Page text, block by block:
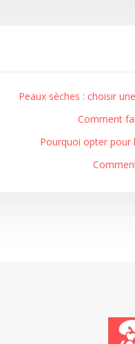
Peaux sèches : choisir
Comment
Pourquoi opter pour